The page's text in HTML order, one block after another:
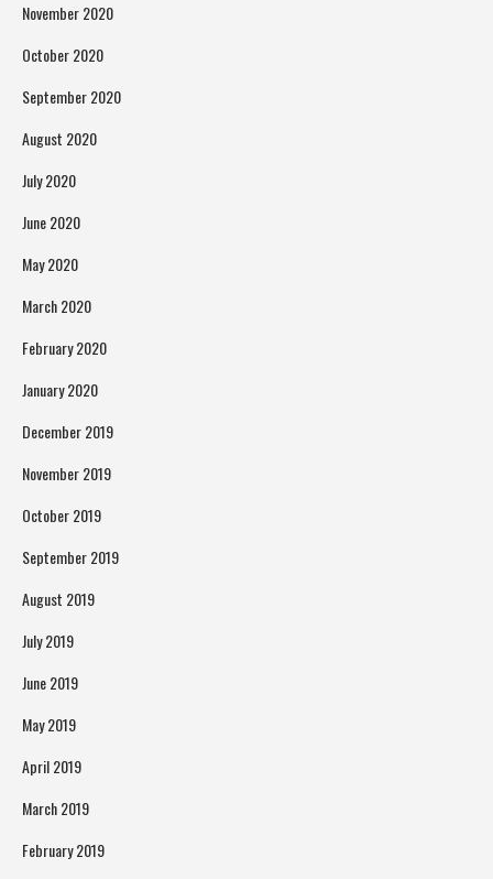
November 2020
October 2020
September 2020
August 2020
July 2020
June 2020
May 2020
March 2020
February 2020
January 2020
December 2019
November 2019
October 2019
September 2019
August 2019
July 2019
June 2019
May 2019
April 2019
March 2019
February 2019